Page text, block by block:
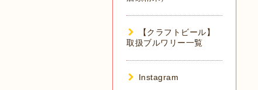
【クラフトビール】
取扱ブルワリー一覧
Instagram